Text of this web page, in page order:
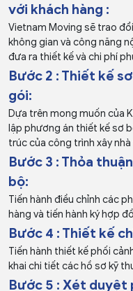
Thi Công Nội thất
Phố
Thi Công Nội thất
với khách hàng :
Vietnam Moving sẽ trao
không gian và công năng
đưa ra thiết kế và chi phí
Bước 2 : Thiết kế
gói:
Dựa trên mong muốn của
lập phương án thiết kế sơ
trúc của công trình xây
Bước 3 : Thỏa
bộ:
Tiến hành điều chỉnh các
hàng và tiến hành ký hợp
Bước 4 : Thiết kế
Tiến hành thiết kế phối
khai chi tiết các hồ sơ kỹ
Bước 5 : Xét duyệt